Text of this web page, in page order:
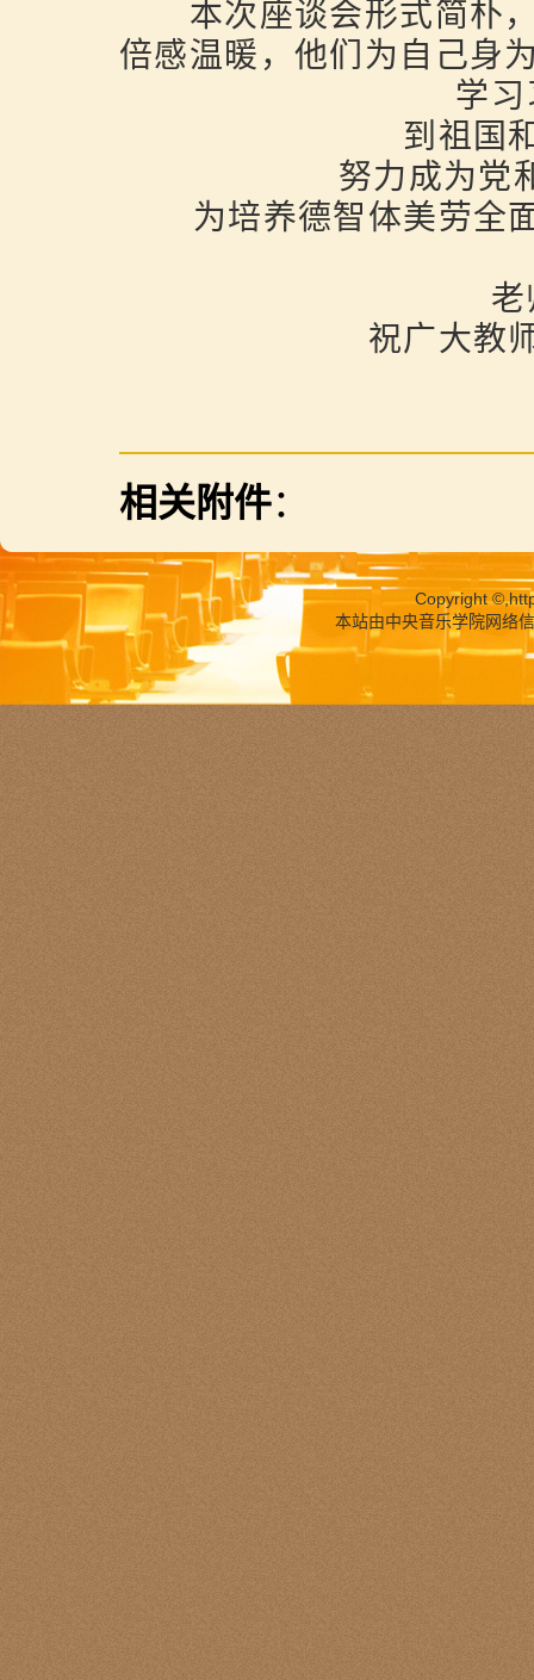
本次座谈会形式简朴，
倍感温暖，他们为自己身
学习
到祖国和
努力成为党和
为培养德智体美劳全面
老师
祝广大教师
相关附件：
Copyright ©,
本站由中央音乐学院网络